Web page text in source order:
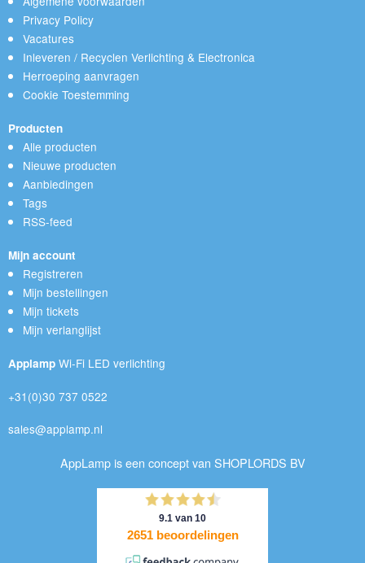
Privacy Policy
Vacatures
Inleveren / Recyclen Verlichting & Electronica
Herroeping aanvragen
Cookie Toestemming
Producten
Alle producten
Nieuwe producten
Aanbiedingen
Tags
RSS-feed
Mijn account
Registreren
Mijn bestellingen
Mijn tickets
Mijn verlanglijst
Applamp Wi-Fi LED verlichting
+31(0)30 737 0522
sales@applamp.nl
AppLamp is een concept van SHOPLORDS BV